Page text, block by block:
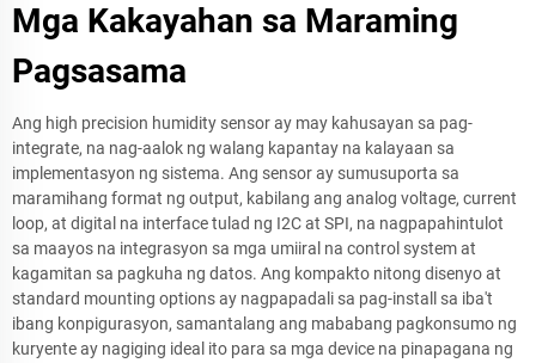
Mga Kakayahan sa Maraming
Pagsasama
Ang high precision humidity sensor ay may kahusayan sa pag-
integrate, na nag-aalok ng walang kapantay na kalayaan sa
implementasyon ng sistema. Ang sensor ay sumusuporta sa
maramihang format ng output, kabilang ang analog voltage, current
loop, at digital na interface tulad ng I2C at SPI, na nagpapahintulot
sa maayos na integrasyon sa mga umiiral na control system at
kagamitan sa pagkuha ng datos. Ang kompakto nitong disenyo at
standard mounting options ay nagpapadali sa pag-install sa iba't
ibang konpigurasyon, samantalang ang mababang pagkonsumo ng
kuryente ay nagiging ideal ito para sa mga device na pinapagana ng